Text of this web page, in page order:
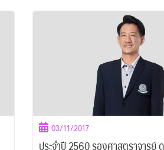
03/11/2017
ประจำปี 2560 รองศาสตราจารย์